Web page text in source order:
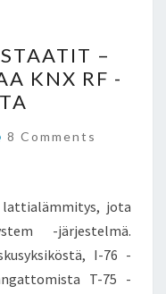
–
KNX RF -
Comments
8 Comments
lattialämmitys, jota
-järjestelmä.
I-76 -
T-75 -